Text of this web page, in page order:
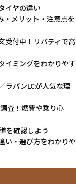
イヤの違い
・メリット・注意点を
受付中！リバティで高
イミングをわかりやす
ラパンLCが人気な理
査！燃費や乗り心
を確認しよう
い・選び方をわかりや